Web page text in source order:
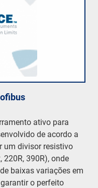
ativo para
de acordo a
um divisor resistivo
390R), onde
baixas variações em
o perfeito